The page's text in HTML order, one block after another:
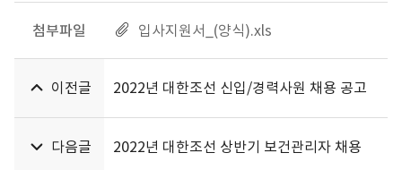
첨부파일 입사지원서_(양식).xls
이전글 2022년 대한조선 신입/경력사원 채용 공고
다음글 2022년 대한조선 상반기 보건관리자 채용